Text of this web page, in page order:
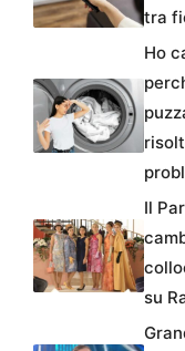
tra
Ho
Il
su